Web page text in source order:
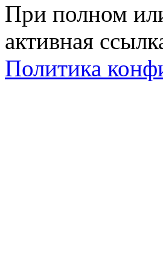
При полном
активная
Политика